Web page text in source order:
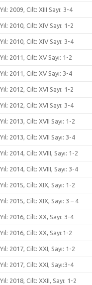
Yıl: 2009, Cilt: XIII Sayı: 3-4
Yıl: 2010, Cilt: XIV Sayı: 1-2
Yıl: 2010, Cilt: XIV Sayı: 3-4
Yıl: 2011, Cilt: XV Sayı: 1-2
Yıl: 2011, Cilt: XV Sayı: 3-4
Yıl: 2012, Cilt: XVI Sayı: 1-2
Yıl: 2012, Cilt: XVI Sayı: 3-4
Yıl: 2013, Cilt: XVII Sayı: 1-2
Yıl: 2013, Cilt: XVII Sayı: 3-4
Yıl: 2014, Cilt: XVIII, Sayı: 1-2
Yıl: 2014, Cilt: XVIII, Sayı: 3-4
Yıl: 2015, Cilt: XIX, Sayı: 1-2
Yıl: 2015, Cilt: XIX, Sayı: 3 – 4
Yıl: 2016, Cilt: XX, Sayı: 3-4
Yıl: 2016, Cilt: XX, Sayı:1-2
Yıl: 2017, Cilt: XXI, Sayı: 1-2
Yıl: 2017, Cilt: XXI, Sayı:3-4
Yıl: 2018, Cilt: XXII, Sayı: 1-2